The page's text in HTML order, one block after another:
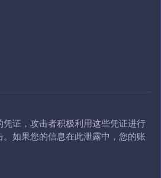
证，攻击者积极利用这些凭证进行
如果您的信息在此泄露中，您的账